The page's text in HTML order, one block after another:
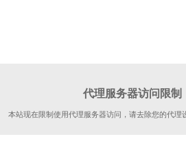
代理服务器访问限制
本站现在限制使用代理服务器访问，请去除您的代理